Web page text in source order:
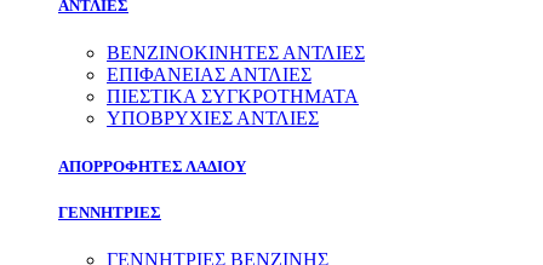
ΑΝΤΛΙΕΣ
ΒΕΝΖΙΝΟΚΙΝΗΤΕΣ ΑΝΤΛΙΕΣ
ΕΠΙΦΑΝΕΙΑΣ ΑΝΤΛΙΕΣ
ΠΙΕΣΤΙΚΑ ΣΥΓΚΡΟΤΗΜΑΤΑ
ΥΠΟΒΡΥΧΙΕΣ ΑΝΤΛΙΕΣ
ΑΠΟΡΡΟΦΗΤΕΣ ΛΑΔΙΟΥ
ΓΕΝΝΗΤΡΙΕΣ
ΓΕΝΝΗΤΡΙΕΣ ΒΕΝΖΙΝΗΣ